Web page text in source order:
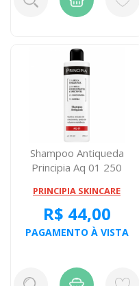
Shampoo Antiqueda
Principia Aq 01 250
PRINCIPIA SKINCARE
R$ 44,00
PAGAMENTO À VISTA